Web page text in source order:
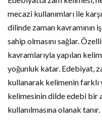
mecazi kullanımları ile
dilinde zaman kavramının
sahip olmasını sağlar.
kavramlarıyla yapılan
yoğunluk katar. Edebiyat,
kullanarak kelimenin farklı
kelimesinin dilde edebi bir
kullanılmasına olanak tanır.